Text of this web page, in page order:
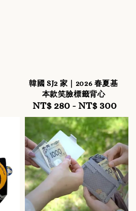
韓國 SJ2 家｜2026 春夏基
本款笑臉標籤背心
Regular
price
NT$ 280 - NT$ 300